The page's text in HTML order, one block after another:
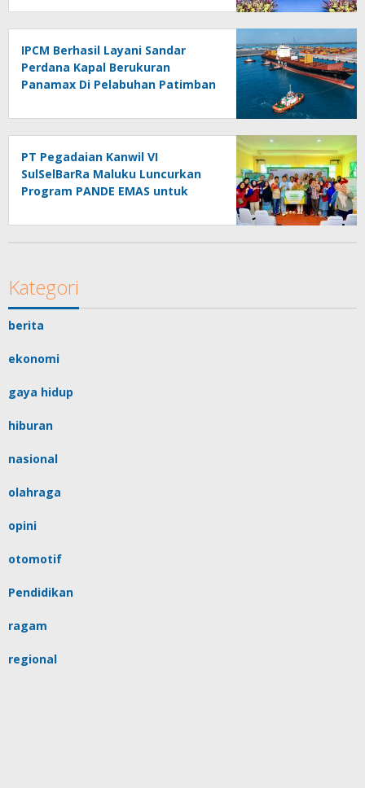
IPCM Berhasil Layani Sandar
Perdana Kapal Berukuran
Panamax Di Pelabuhan Patimban
PT Pegadaian Kanwil VI
SulSelBarRa Maluku Luncurkan
Program PANDE EMAS untuk
Masyarakat
Kategori
berita
ekonomi
gaya hidup
hiburan
nasional
olahraga
opini
otomotif
Pendidikan
ragam
regional